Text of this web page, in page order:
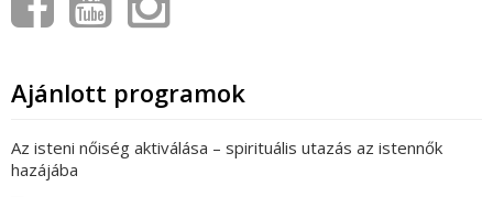
Ajánlott programok
Az isteni nőiség aktiválása – spirituális utazás az istennők
hazájába